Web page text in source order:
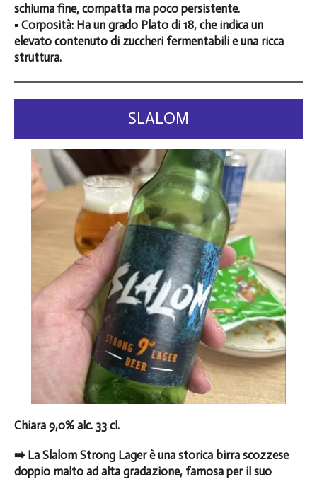
schiuma fine, compatta ma poco persistente.
▪️ Corposità: Ha un grado Plato di 18, che indica un
elevato contenuto di zuccheri fermentabili e una ricca
struttura.
SLALOM
Chiara 9,0% alc. 33 cl.
➡️ La Slalom Strong Lager è una storica birra scozzese
doppio malto ad alta gradazione, famosa per il suo